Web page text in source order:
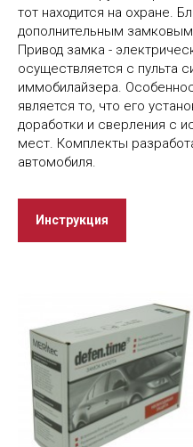
тот находится на охране.
дополнительным
Привод замка -
осуществляется с пульта
иммобилайзера.
является то, что его
доработки и сверления с
мест. Комплекты
автомобиля.
Инструкция